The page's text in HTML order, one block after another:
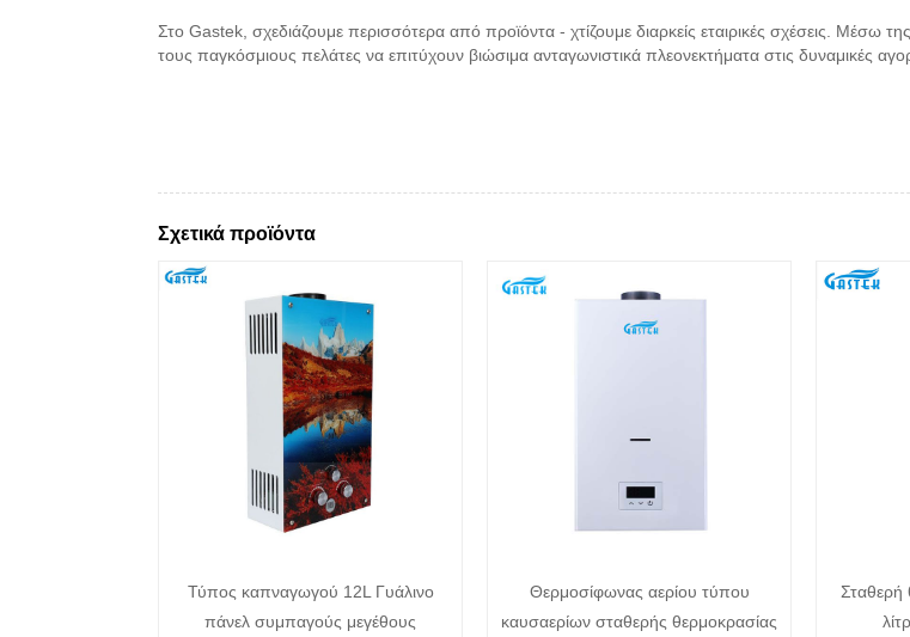
Στο Gastek, σχεδιάζουμε περισσότερα από προϊόντα - χτίζουμε διαρκείς εταιρικές σχέσεις. Μέσω
τους παγκόσμιους πελάτες να επιτύχουν βιώσιμα ανταγωνιστικά πλεονεκτήματα στις δυναμικές
Σχετικά προϊόντα
Τύπος καπναγωγού 12L Γυάλινο
πάνελ συμπαγούς μεγέθους
Θερμοσίφωνας αερίου τύπου
καυσαερίων σταθερής θερμοκρασίας
Σταθερή